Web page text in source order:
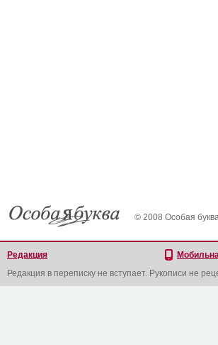
© 2008 Особая
Редакция
Редакция в переписку не вступает. Рукописи не